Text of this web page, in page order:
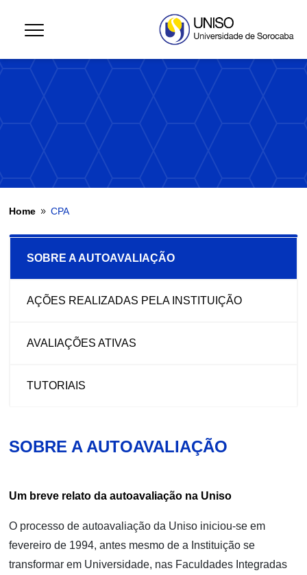
Home 9 CPA
SOBRE A AUTOAVALIAÇÃO
AÇÕES REALIZADAS PELA INSTITUIÇÃO
AVALIAÇÕES ATIVAS
TUTORIAIS
SOBRE A AUTOAVALIAÇÃO
Um breve relato da autoavaliação na Uniso
O processo de autoavaliação da Uniso iniciou-se em
fevereiro de 1994, antes mesmo de a Instituição se
transformar em Universidade, nas Faculdades Integradas